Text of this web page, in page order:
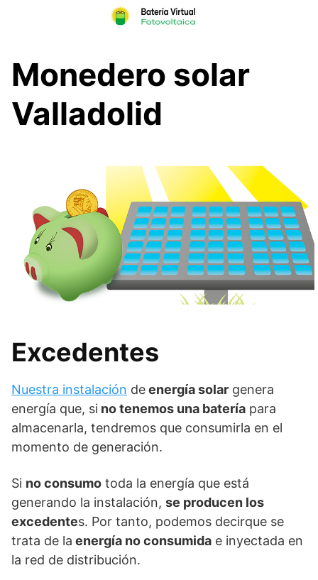
Monedero solar
Valladolid
Excedentes
Nuestra instalación deenergía solar genera
energía que, si no tenemos una batería para
almacenarla, tendremos que consumirla en el
momento de generación.
Si no consumo toda la energía que está
generando la instalación, se producen los
excedentes. Por tanto, podemos decirque se
trata de la energía no consumida e inyectada en
la red de distribución.